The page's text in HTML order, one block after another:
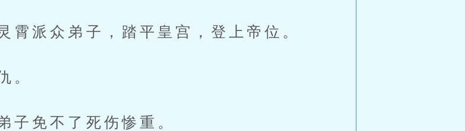
众弟子，踏平皇宫，登上帝位。
免不了死伤惨重。